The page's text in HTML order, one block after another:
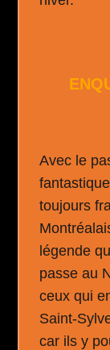
Avec le
toujours
légende
passe au
ceux qui
Saint-
car ils y